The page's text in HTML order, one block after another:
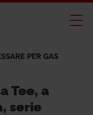
PER GAS
Tee, a
serie